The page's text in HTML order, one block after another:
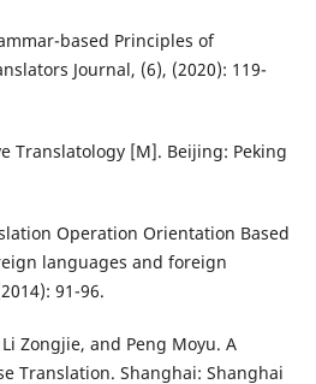
based Principles of
Journal, (6), (2020): 119-
Translatology [M]. Beijing: Peking
Operation Orientation Based
languages and foreign
91-96.
Zongjie, and Peng Moyu. A
Translation. Shanghai: Shanghai